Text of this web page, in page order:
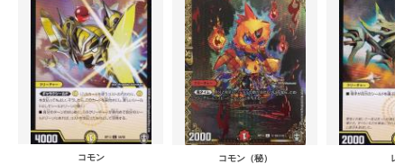
コモン コモン（秘） レ